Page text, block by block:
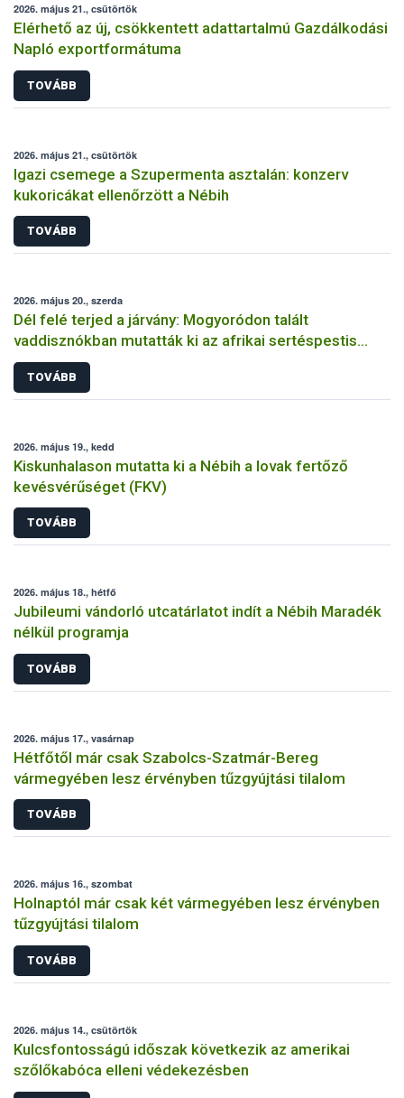
2026. május 21., csütörtök
Elérhető az új, csökkentett adattartalmú Gazdálkodási
Napló exportformátuma
TOVÁBB
2026. május 21., csütörtök
Igazi csemege a Szupermenta asztalán: konzerv
kukoricákat ellenőrzött a Nébih
TOVÁBB
2026. május 20., szerda
Dél felé terjed a járvány: Mogyoródon talált
vaddisznókban mutatták ki az afrikai sertéspestis
vírusát
TOVÁBB
2026. május 19., kedd
Kiskunhalason mutatta ki a Nébih a lovak fertőző
kevésvérűséget (FKV)
TOVÁBB
2026. május 18., hétfő
Jubileumi vándorló utcatárlatot indít a Nébih Maradék
nélkül programja
TOVÁBB
2026. május 17., vasárnap
Hétfőtől már csak Szabolcs-Szatmár-Bereg
vármegyében lesz érvényben tűzgyújtási tilalom
TOVÁBB
2026. május 16., szombat
Holnaptól már csak két vármegyében lesz érvényben
tűzgyújtási tilalom
TOVÁBB
2026. május 14., csütörtök
Kulcsfontosságú időszak következik az amerikai
szőlőkabóca elleni védekezésben